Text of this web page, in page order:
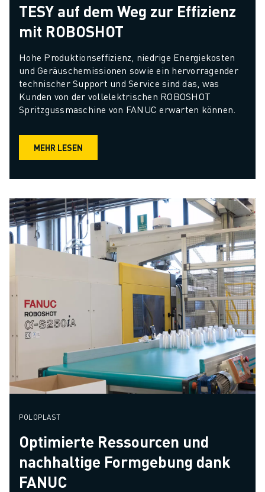
TESY auf dem Weg zur Effizienz
mit ROBOSHOT
Hohe Produktionseffizienz, niedrige Energiekosten
und Geräuschemissionen sowie ein hervorragender
technischer Support und Service sind das, was
Kunden von der vollelektrischen ROBOSHOT
Spritzgussmaschine von FANUC erwarten können.
MEHR LESEN
POLOPLAST
Optimierte Ressourcen und
nachhaltige Formgebung dank
FANUC